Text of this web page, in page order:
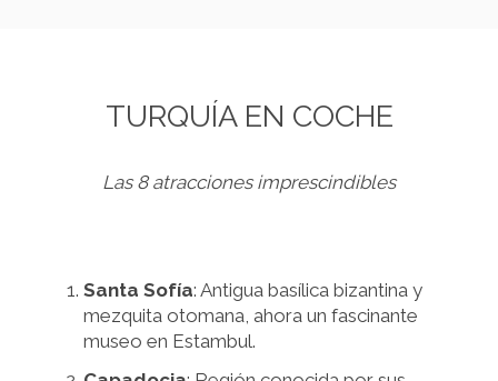
TURQUÍA EN COCHE
Las 8 atracciones imprescindibles
Santa Sofía: Antigua basílica bizantina y
mezquita otomana, ahora un fascinante
museo en Estambul.